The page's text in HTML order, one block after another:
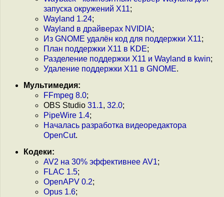
запуска окружений X11;
Wayland 1.24;
Wayland в драйверах NVIDIA;
Из GNOME удалён код для поддержки X11;
План поддержки X11 в KDE;
Разделение поддержки X11 и Wayland в kwin;
Удаление поддержки X11 в GNOME.
Мультимедия:
FFmpeg 8.0;
OBS Studio 31.1, 32.0;
PipeWire 1.4;
Началась разработка видеоредактора
OpenCut.
Кодеки:
AV2 на 30% эффективнее AV1;
FLAC 1.5;
OpenAPV 0.2;
Opus 1.6;